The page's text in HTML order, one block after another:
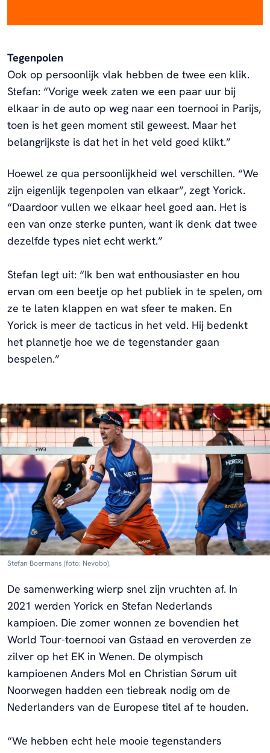
Tegenpolen
Ook op persoonlijk vlak hebben de twee een klik.
Stefan: “Vorige week zaten we een paar uur bij
elkaar in de auto op weg naar een toernooi in Parijs,
toen is het geen moment stil geweest. Maar het
belangrijkste is dat het in het veld goed klikt.”
Hoewel ze qua persoonlijkheid wel verschillen. “We
zijn eigenlijk tegenpolen van elkaar”, zegt Yorick.
“Daardoor vullen we elkaar heel goed aan. Het is
een van onze sterke punten, want ik denk dat twee
dezelfde types niet echt werkt.”
Stefan legt uit: “Ik ben wat enthousiaster en hou
ervan om een beetje op het publiek in te spelen, om
ze te laten klappen en wat sfeer te maken. En
Yorick is meer de tacticus in het veld. Hij bedenkt
het plannetje hoe we de tegenstander gaan
bespelen.”
Stefan Boermans (foto: Nevobo).
De samenwerking wierp snel zijn vruchten af. In
2021 werden Yorick en Stefan Nederlands
kampioen. Die zomer wonnen ze bovendien het
World Tour-toernooi van Gstaad en veroverden ze
zilver op het EK in Wenen. De olympisch
kampioenen Anders Mol en Christian Sørum uit
Noorwegen hadden een tiebreak nodig om de
Nederlanders van de Europese titel af te houden.
“We hebben echt hele mooie tegenstanders